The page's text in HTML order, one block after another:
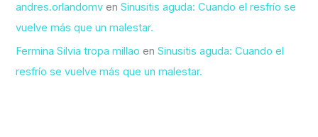
andres.orlandomv enSinusitis aguda: Cuando el resfrío se
vuelve más que un malestar.
Fermina Silvia tropa millao enSinusitis aguda: Cuando el
resfrío se vuelve más que un malestar.